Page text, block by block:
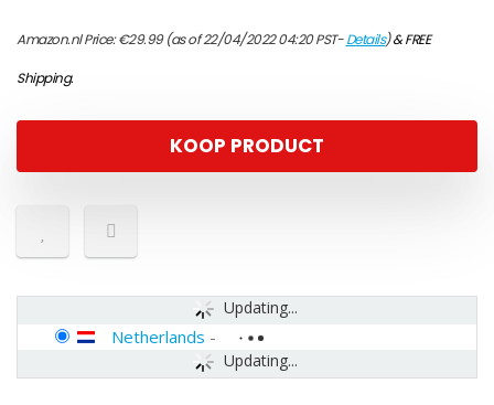
Amazon.nl Price:€29.99(as of 22/04/2022 04:20 PST-Details)&FREE
Shipping.
KOOP PRODUCT
Updating...
Updating...
Netherlands -